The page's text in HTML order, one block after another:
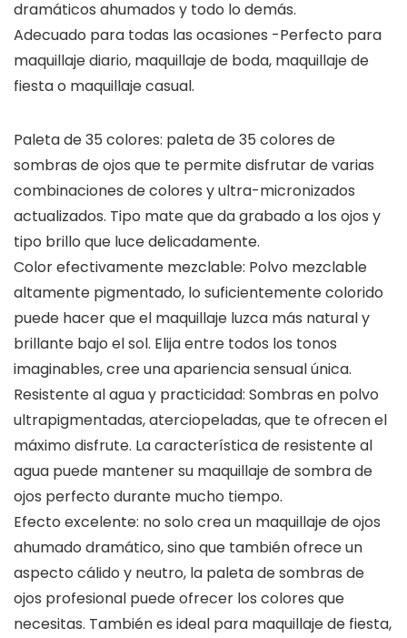
dramáticos ahumados y todo lo demás.
Adecuado para todas las ocasiones -Perfecto para
maquillaje diario, maquillaje de boda, maquillaje de
fiesta o maquillaje casual.
Paleta de 35 colores: paleta de 35 colores de
sombras de ojos que te permite disfrutar de varias
combinaciones de colores y ultra-micronizados
actualizados. Tipo mate que da grabado a los ojos y
tipo brillo que luce delicadamente.
Color efectivamente mezclable: Polvo mezclable
altamente pigmentado, lo suficientemente colorido
puede hacer que el maquillaje luzca más natural y
brillante bajo el sol. Elija entre todos los tonos
imaginables, cree una apariencia sensual única.
Resistente al agua y practicidad: Sombras en polvo
ultrapigmentadas, aterciopeladas, que te ofrecen el
máximo disfrute. La característica de resistente al
agua puede mantener su maquillaje de sombra de
ojos perfecto durante mucho tiempo.
Efecto excelente: no solo crea un maquillaje de ojos
ahumado dramático, sino que también ofrece un
aspecto cálido y neutro, la paleta de sombras de
ojos profesional puede ofrecer los colores que
necesitas. También es ideal para maquillaje de fiesta,